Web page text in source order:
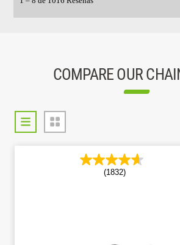
COMPARE OUR
(1832)